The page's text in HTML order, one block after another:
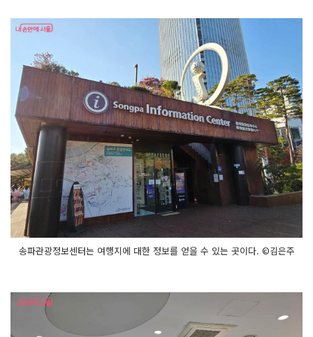
송파관광정보센터는 여행지에 대한 정보를 얻을 수 있는 곳이다. ©김은주